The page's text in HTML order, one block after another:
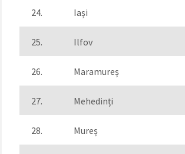
24. Iași
25. Ilfov
26. Maramureș
27. Mehedinți
28. Mureș